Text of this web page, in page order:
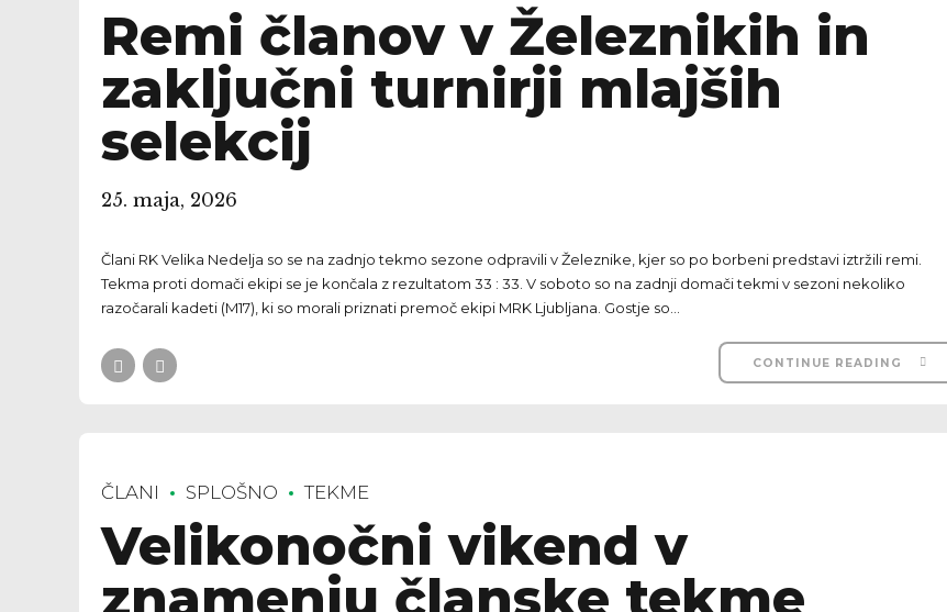
Remi članov v Železnikih in
zaključni turnirji mlajših
selekcij
25. maja, 2026
Člani RK Velika Nedelja so se na zadnjo tekmo sezone odpravili v Železnike, kjer so po borbeni predstavi iztržili remi.
Tekma proti domači ekipi se je končala z rezultatom 33 : 33. V soboto so na zadnji domači tekmi v sezoni nekoliko
razočarali kadeti (M17), ki so morali priznati premoč ekipi MRK Ljubljana. Gostje so...
CONTINUE READING
ČLANI SPLOŠNO TEKME
Velikonočni vikend v
znamenju članske tekme